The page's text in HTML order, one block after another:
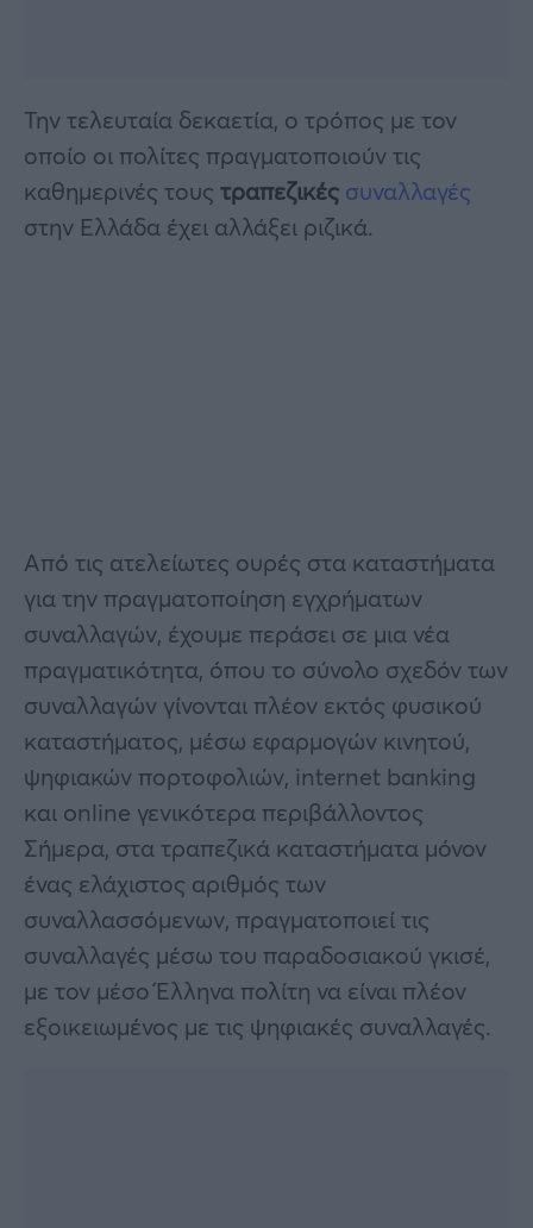
Την τελευταία δεκαετία, ο τρόπος με τον
οποίο οι πολίτες πραγματοποιούν τις
καθημερινές τους τραπεζικές συναλλαγές
στην Ελλάδα έχει αλλάξει ριζικά.
Από τις ατελείωτες ουρές στα καταστήματα
για την πραγματοποίηση εγχρήματων
συναλλαγών, έχουμε περάσει σε μια νέα
πραγματικότητα, όπου το σύνολο σχεδόν των
συναλλαγών γίνονται πλέον εκτός φυσικού
καταστήματος, μέσω εφαρμογών κινητού,
ψηφιακών πορτοφολιών, internet banking
και online γενικότερα περιβάλλοντος
Σήμερα, στα τραπεζικά καταστήματα μόνον
ένας ελάχιστος αριθμός των
συναλλασσόμενων, πραγματοποιεί τις
συναλλαγές μέσω του παραδοσιακού γκισέ,
με τον μέσο Έλληνα πολίτη να είναι πλέον
εξοικειωμένος με τις ψηφιακές συναλλαγές.